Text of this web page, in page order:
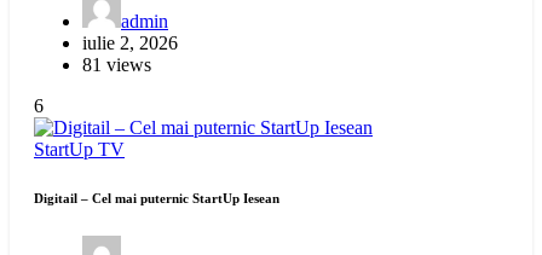
admin
iulie 2, 2026
81 views
6
StartUp TV
Digitail – Cel mai puternic StartUp Iesean